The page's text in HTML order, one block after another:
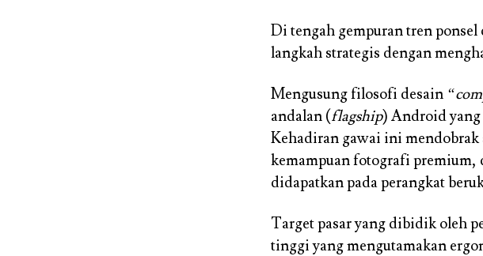
Di tengah gempuran tren
langkah strategis dengan
Mengusung filosofi desain
andalan (flagship) Android yang
Kehadiran gawai ini mendobrak
kemampuan fotografi premium,
didapatkan pada perangkat
Target pasar yang dibidik oleh
tinggi yang mengutamakan